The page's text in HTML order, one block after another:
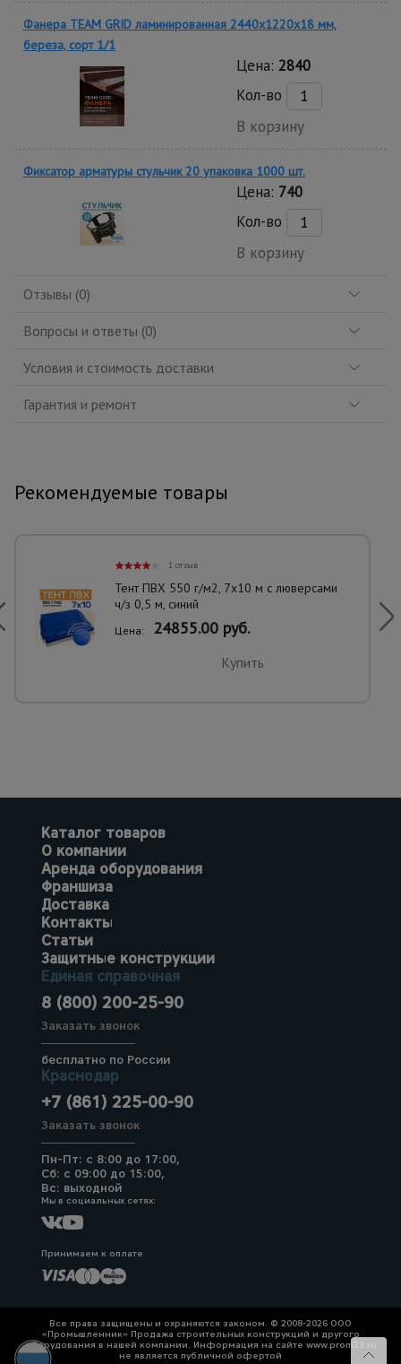
Фанера TEAM GRID ламинированная 2440х1220х18 мм,
береза, сорт 1/1
Цена: 2840
Кол-во
В корзину
Фиксатор арматуры стульчик 20 упаковка 1000 шт.
Цена: 740
Кол-во
В корзину
Отзывы (0)
Вопросы и ответы (0)
Условия и стоимость доставки
Гарантия и ремонт
Рекомендуемые товары
1 отзыв
Тент ПВХ 550 г/м2, 7х10 м с люверсами
ч/з 0,5 м, синий
Цена: 24855.00 руб.
Купить
Каталог товаров
О компании
Аренда оборудования
Франшиза
Доставка
Контакты
Статьи
Защитные конструкции
Единая справочная
8 (800) 200-25-90
Заказать звонок
бесплатно по России
Краснодар
+7 (861) 225-00-90
Заказать звонок
Пн-Пт: с 8:00 до 17:00,
Сб: с 09:00 до 15:00,
Вс: выходной
Мы в социальных сетях:
Принимаем к оплате
Все права защищены и охраняются законом. © 2008-2026 ООО
«Промышленник» Продажа строительных конструкций и другого
оборудования в нашей компании. Информация на сайте www.prom23.ru
не является публичной офертой